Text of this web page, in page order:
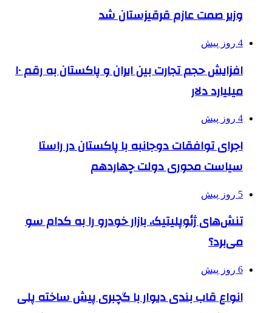
وزیر صمت عازم قرقیزستان شد
4 روز پیش
افزایش حجم تجارت بین ایران و پاکستان به رقم ۱۰
میلیارد دلار
4 روز پیش
اجرای توافقات دوجانبه با پاکستان در راستا
سیاست محوری دولت چهاردهم
5 روز پیش
تنش‌های ژئوپلیتیک، بازار خودرو را به کدام سو
می‌برد؟
6 روز پیش
انواع قاب بندی دیوار با گچبری پیش ساخته پلی